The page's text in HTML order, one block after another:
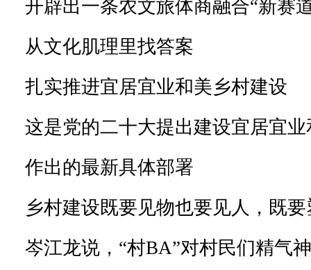
开辟出一条农文旅体商融合“新赛
从文化肌理里找答案
扎实推进宜居宜业和美乡村建设
这是党的二十大提出建设宜居宜
作出的最新具体部署
乡村建设既要见物也要见人，既
岑江龙说，“村BA”对村民们精气